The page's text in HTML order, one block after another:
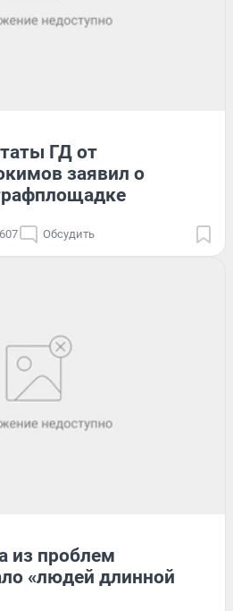
ГД от
заявил о
607 Обсудить
из проблем
«людей длинной